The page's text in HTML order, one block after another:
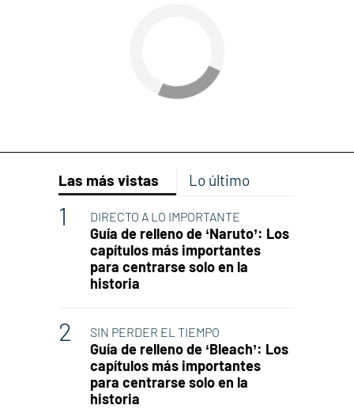
Las más vistas Lo último
DIRECTO A LO IMPORTANTE
Guía de relleno de ‘Naruto’: Los
capítulos más importantes
para centrarse solo en la
historia
SIN PERDER EL TIEMPO
Guía de relleno de ‘Bleach’: Los
capítulos más importantes
para centrarse solo en la
historia